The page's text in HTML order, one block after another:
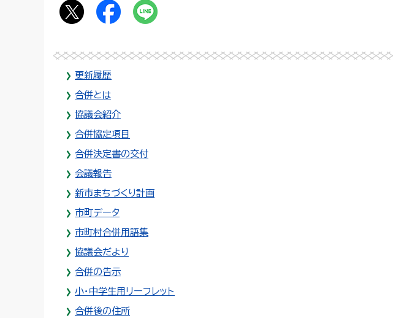
更新履歴
合併とは
協議会紹介
合併協定項目
合併決定書の交付
会議報告
新市まちづくり計画
市町データ
市町村合併用語集
協議会だより
合併の告示
小・中学生用リーフレット
合併後の住所